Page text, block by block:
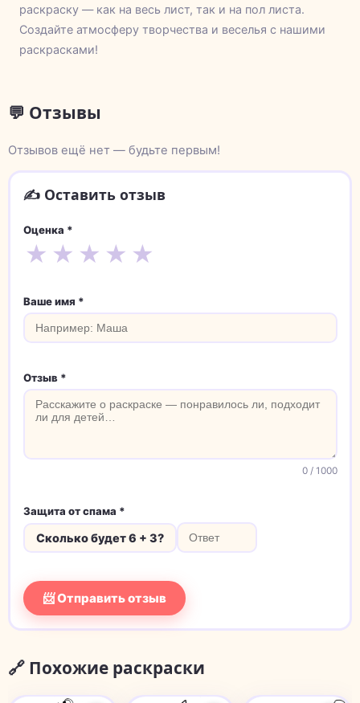
раскраску — как на весь лист, так и на пол листа.
Создайте атмосферу творчества и веселья с нашими
раскрасками!
💬 Отзывы
Отзывов ещё нет — будьте первым!
✍️ Оставить отзыв
Оценка *
★ ★ ★ ★ ★
Ваше имя *
Отзыв *
0/ 1000
Защита от спама *
Сколько будет 6 + 3?
📨 Отправить отзыв
🔗 Похожие раскраски